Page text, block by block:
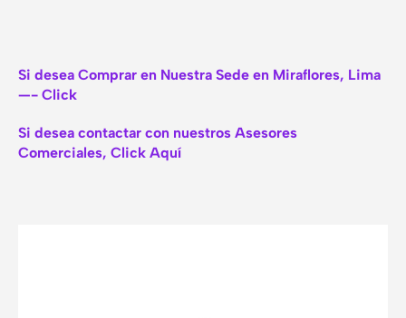
Si desea Comprar en Nuestra Sede en Miraflores, Lima
—- Click
Si desea contactar con nuestros Asesores
Comerciales, Click Aquí